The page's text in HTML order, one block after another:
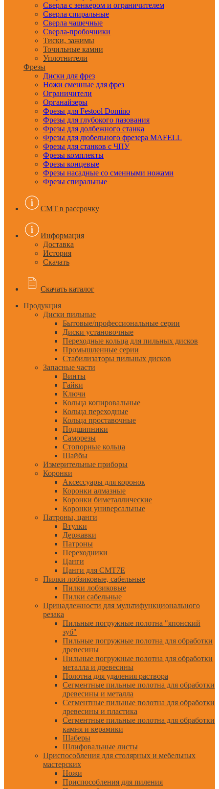
Сверла с зенкером и ограничителем
Сверла спиральные
Сверла чашечные
Сверла-пробочники
Тиски, зажимы
Точильные камни
Уплотнители
Фрезы
Диски для фрез
Ножи сменные для фрез
Ограничители
Органайзеры
Фрезы для Festool Domino
Фрезы для глубокого пазования
Фрезы для долбежного станка
Фрезы для дюбельного фрезера MAFELL
Фрезы для станков с ЧПУ
Фрезы комплекты
Фрезы концевые
Фрезы насадные со сменными ножами
Фрезы спиральные
CMT в рассрочку
Информация
Доставка
История
Скачать
Скачать каталог
Продукция
Диски пильные
Бытовые/профессиональные серии
Диски установочные
Переходные кольца для пильных дисков
Промышленные серии
Стабилизаторы пильных дисков
Запасные части
Винты
Гайки
Ключи
Кольца копировальные
Кольца переходные
Кольца проставочные
Подшипники
Саморезы
Стопорные кольца
Шайбы
Измерительные приборы
Коронки
Аксессуары для коронок
Коронки алмазные
Коронки биметаллические
Коронки универсальные
Патроны, цанги
Втулки
Державки
Патроны
Переходники
Цанги
Цанги для CMT7E
Пилки лобзиковые, сабельные
Пилки лобзиковые
Пилки сабельные
Принадлежности для мультифункционального
резака
Пильные погружные полотна "японский
зуб"
Пильные погружные полотна для обработки
древесины
Пильные погружные полотна для обработки
металла и древесины
Полотна для удаления раствора
Сегментные пильные полотна для обработки
древесины и металла
Сегментные пильные полотна для обработки
древесины и пластика
Сегментные пильные полотна для обработки
камня и керамики
Шаберы
Шлифовальные листы
Приспособления для столярных и мебельных
мастерских
Ножи
Приспособления для пиления